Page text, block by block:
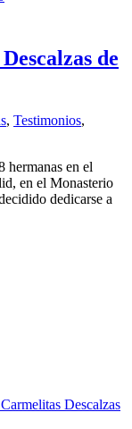
de
, Testimonios,
hermanas en el
en el Monasterio
dedicarse a
Descalzas